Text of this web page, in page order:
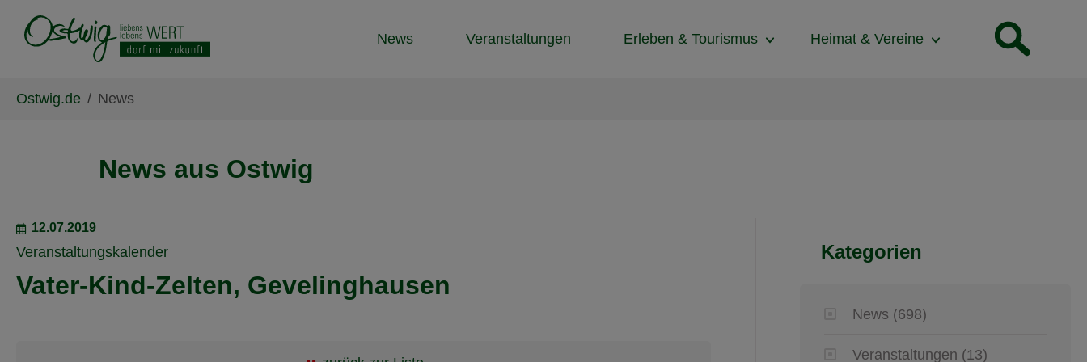
News
Veranstaltungen Erleben & Tourismus Heimat & Vereine
Ostwig.de News
News aus Ostwig
12.07.2019
Veranstaltungskalender
Vater-Kind-Zelten, Gevelinghausen
Kategorien
News (698)
Veranstaltungen (13)